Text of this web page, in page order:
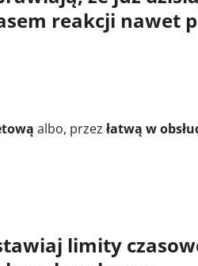
reakcji nawet
albo, przez łatwą w
limity